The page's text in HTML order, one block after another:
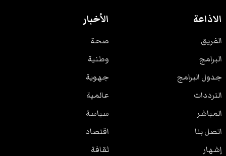
الاذاعة
الفريق
البرامج
جدول البرامج
الترددات
المباشر
اتصل بنا
إشهار
الأخبار
صحة
وطنية
جهوية
عالمية
سياسة
اقتصاد
ثقافة